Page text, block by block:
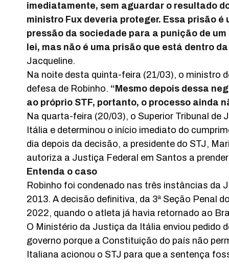
imediatamente, sem aguardar o resultado
ministro Fux deveria proteger. Essa prisão
pressão da sociedade para a punição de
lei, mas não é uma prisão que está dentro
Jacqueline.
Na noite desta quinta-feira (21/03), o ministro
defesa de Robinho. “Mesmo depois dessa
ao próprio STF, portanto, o processo ainda
Na quarta-feira (20/03), o Superior Tribunal
Itália e determinou o início imediato do
dia depois da decisão, a presidente do STJ,
autoriza a Justiça Federal em Santos a
Entenda o caso
Robinho foi condenado nas três instâncias da
2013. A decisão definitiva, da 3ª Seção Penal
2022, quando o atleta já havia retornado ao
O Ministério da Justiça da Itália enviou pedido
governo porque a Constituição do país não
Italiana acionou o STJ para que a sentença